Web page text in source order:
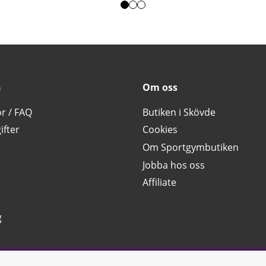
/ FAQ
Om oss
Butiken i Skövde
Cookies
Om Sportgymbutiken
Jobba hos oss
Affiliate